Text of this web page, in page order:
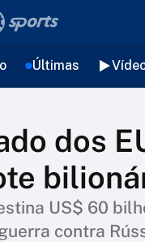
Últimas
dos
US$ 60
contra